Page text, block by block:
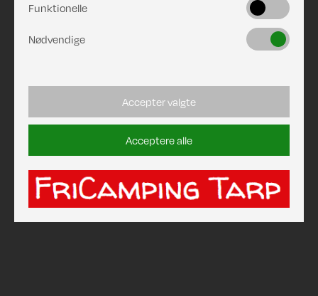
Funktionelle
Nødvendige
Accepter valgte
Acceptere alle